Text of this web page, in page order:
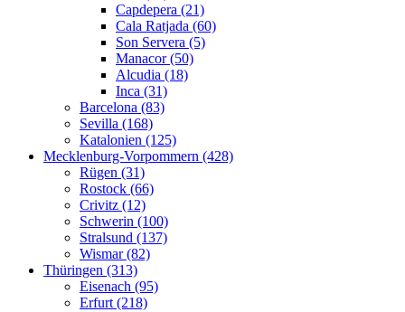
Capdepera (21)
Cala Ratjada (60)
Son Servera (5)
Manacor (50)
Alcudia (18)
Inca (31)
Barcelona (83)
Sevilla (168)
Katalonien (125)
Mecklenburg-Vorpommern (428)
Rügen (31)
Rostock (66)
Crivitz (12)
Schwerin (100)
Stralsund (137)
Wismar (82)
Thüringen (313)
Eisenach (95)
Erfurt (218)